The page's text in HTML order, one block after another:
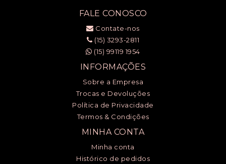
FALE CONOSCO
Contate-nos
(15) 3293-2811
(15) 99119 1954
INFORMAÇÕES
Sobre a Empresa
Trocas e Devoluções
Política de Privacidade
Termos & Condições
MINHA CONTA
Minha conta
Histórico de pedidos